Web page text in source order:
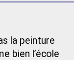
la peinture
bien l’école